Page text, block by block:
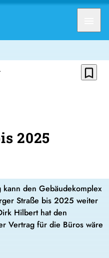
bookmark_border
2025
kann den Gebäudekomplex
Straße bis 2025 weiter
Hilbert hat den
Vertrag für die Büros wäre